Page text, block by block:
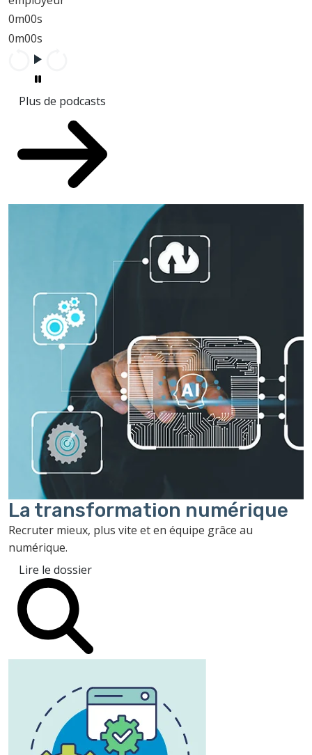
0m00s
0m00s
Plus de podcasts
La transformation numérique
Recruter mieux, plus vite et en équipe grâce au
numérique.
Lire le dossier